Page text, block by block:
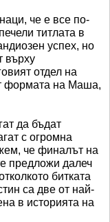
че е все по-
титлата в
успех, но
върху
отдел на
формата на Маша,
да бъдат
с огромна
че финалът на
предложи далеч
битката
са две от най-
в историята на